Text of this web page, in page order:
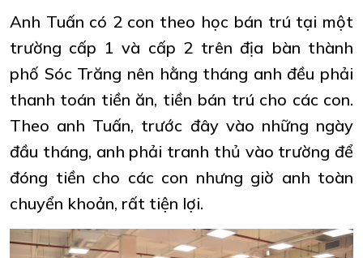
Anh Tuấn có 2 con theo học bán trú tại một
trường cấp 1 và cấp 2 trên địa bàn thành
phố Sóc Trăng nên hằng tháng anh đều phải
thanh toán tiền ăn, tiền bán trú cho các con.
Theo anh Tuấn, trước đây vào những ngày
đầu tháng, anh phải tranh thủ vào trường để
đóng tiền cho các con nhưng giờ anh toàn
chuyển khoản, rất tiện lợi.